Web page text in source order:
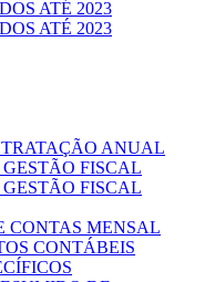
ATÉ 2023
ATÉ 2023
ANUAL
FISCAL
FISCAL
CONTAS MENSAL
CONTÁBEIS